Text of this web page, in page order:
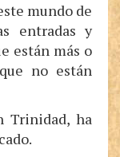
mundo de
entradas y
están más o
no están
Trinidad, ha